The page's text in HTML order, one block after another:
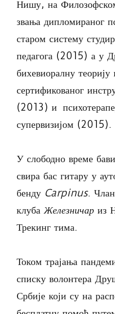
Нишу, на
звања дипломираног
старом систему
педагога (2015) а у
бихевиоралну
сертификованог
(2013) и
супервизијом (2015).
У слободно време
свира бас гитару у
бенду Carpinus.
клуба Железничар из
Трекинг тима.
Током трајања
списку волонтера
Србије који су на